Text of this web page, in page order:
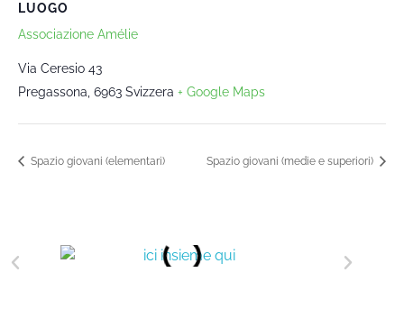
LUOGO
Associazione Amélie
Via Ceresio 43
Pregassona 6963 Svizzera + Google Maps
Spazio giovani (elementari) Spazio giovani (medie e superiori)